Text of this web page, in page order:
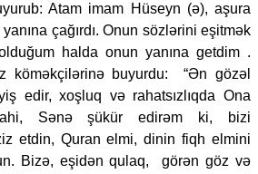
Atam imam Hüseyn (ə), aşura
çağırdı. Onun sözlərini eşitmək
halda onun yanına getdim .
köməkçilərinə buyurdu: “Ən gözəl
edir, xoşluq və rahatsızlıqda Ona
Sənə şükür edirəm ki, bizi
etdin, Quran elmi, dinin fiqh elmini
Bizə, eşidən qulaq, görən göz və